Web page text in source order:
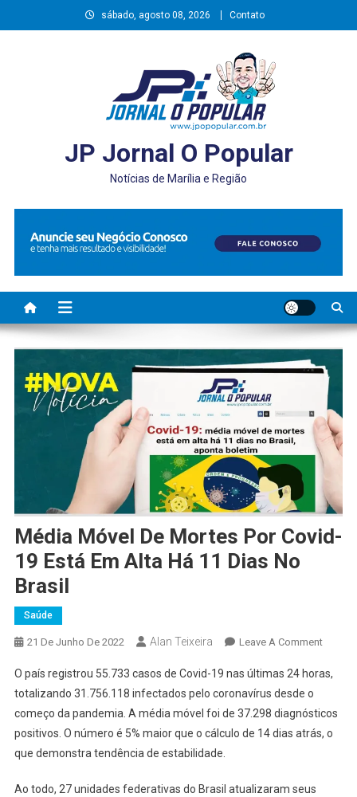
to
sábado, agosto 08, 2026 Contato
JP Jornal O Popular
Notícias de Marília e Região
Média Móvel De Mortes Por Covid-
19 Está Em Alta Há 11 Dias No
Brasil
Saúde
21 De Junho De 2022 Alan Teixeira Leave A CommentOn
Móvel
Mortes
Por
O país registrou 55.733 casos de Covid-19 nas últimas 24 horas,
totalizando 31.756.118 infectados pelo coronavírus desde o
começo da pandemia. A média móvel foi de 37.298 diagnósticos
positivos. O número é 5% maior que o cálculo de 14 dias atrás, o
que demonstra tendência de estabilidade.
Ao todo, 27 unidades federativas do Brasil atualizaram seus